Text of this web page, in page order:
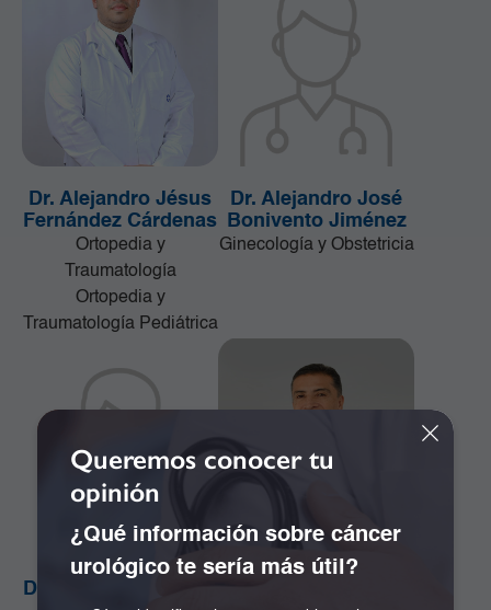
Dr. Alejandro Jésus
Fernández Cárdenas
Ortopedia y
Traumatología
Ortopedia y
Traumatología Pediátrica
Dr. Alejandro José
Bonivento Jiménez
Ginecología y Obstetricia
Dr. Alejandro Orozco
Queremos conocer tu
opinión
¿Qué información sobre cáncer
urológico te sería más útil?